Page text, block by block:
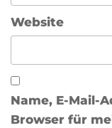
Website
Name, E-Mail-
Browser für